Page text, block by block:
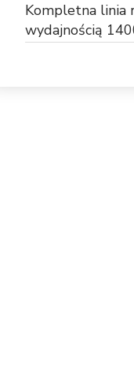
Kompletna linia
wydajnością